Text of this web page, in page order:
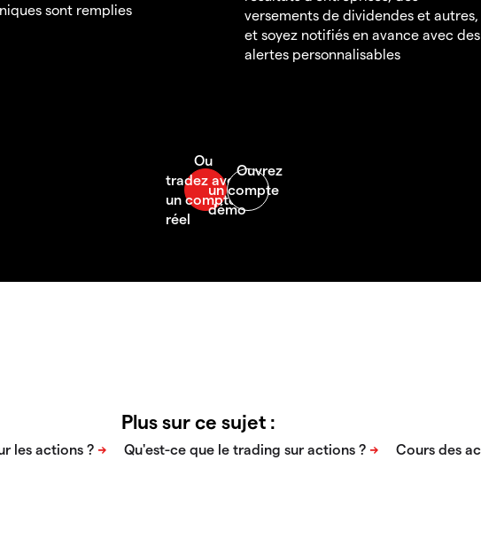
sont remplies
versements de dividendes et autres,
et soyez notifiés en avance avec des
alertes personnalisables
Plus sur ce sujet :